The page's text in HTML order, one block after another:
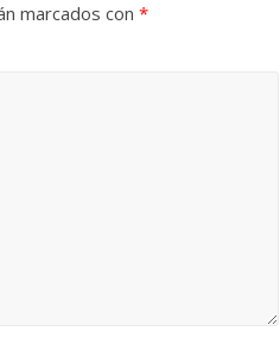
marcados con *